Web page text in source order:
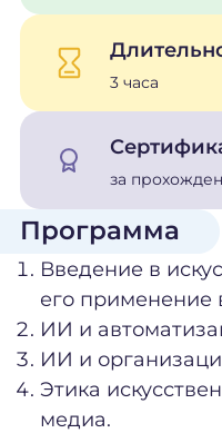
3 часа
за
Программа
Введение в
его применение
ИИ и
ИИ и
Этика
медиа.